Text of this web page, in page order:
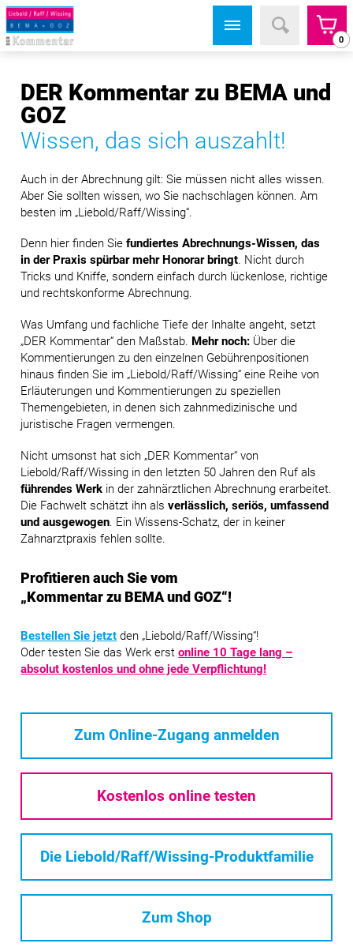
0
DER Kommentar zu BEMA und
GOZ
Wissen, das sich auszahlt!
Auch in der Abrechnung gilt: Sie müssen nicht alles wissen.
Aber Sie sollten wissen, wo Sie nachschlagen können. Am
besten im„Liebold/Raff/Wissing“.
Denn hier finden Siefundiertes Abrechnungs-Wissen, das
in der Praxis spürbar mehr Honorar bringt. Nicht durch
Tricks und Kniffe, sondern einfach durch lückenlose, richtige
und rechtskonforme Abrechnung.
Was Umfang und fachliche Tiefe der Inhalte angeht, setzt
„DER Kommentar“ den Maßstab. Mehr noch: Über die
Kommentierungen zu den einzelnen Gebührenpositionen
hinaus finden Sie im„Liebold/Raff/Wissing“ eine Reihe von
Erläuterungen und Kommentierungen zu speziellen
Themengebieten, in denen sich zahnmedizinische und
juristische Fragen vermengen.
Nicht umsonst hat sich„DER Kommentar“ von
Liebold/Raff/Wissing in den letzten 50 Jahren den Ruf als
führendes Werk in der zahnärztlichen Abrechnung erarbeitet.
Die Fachwelt schätzt ihn alsverlässlich, seriös, umfassend
und ausgewogen. Ein Wissens-Schatz, der in keiner
Zahnarztpraxis fehlen sollte.
Profitieren auch Sie vom
„Kommentar zu BEMA und GOZ“!
Bestellen Sie jetzt den„Liebold/Raff/Wissing“!
Oder testen Sie das Werk erstonline 10 Tage lang –
absolut kostenlos und ohne jede Verpflichtung!
Zum Online-Zugang anmelden
Kostenlos online testen
Die Liebold/Raff/Wissing-Produktfamilie
Zum Shop